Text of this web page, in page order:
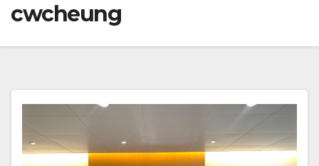
cwcheung